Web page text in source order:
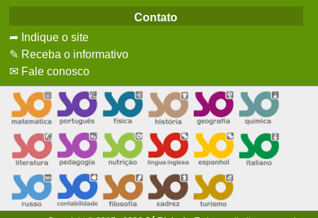
Contato
➦ Indique o site
✎ Receba o informativo
✉ Fale conosco